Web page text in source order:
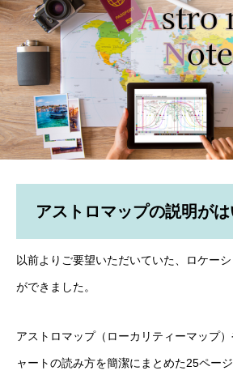
アストロマップの説明が
以前よりご要望いただいていた、ロケー
ができました。
アストロマップ（ローカリティーマップ
ャートの読み方を簡潔にまとめた25ページ